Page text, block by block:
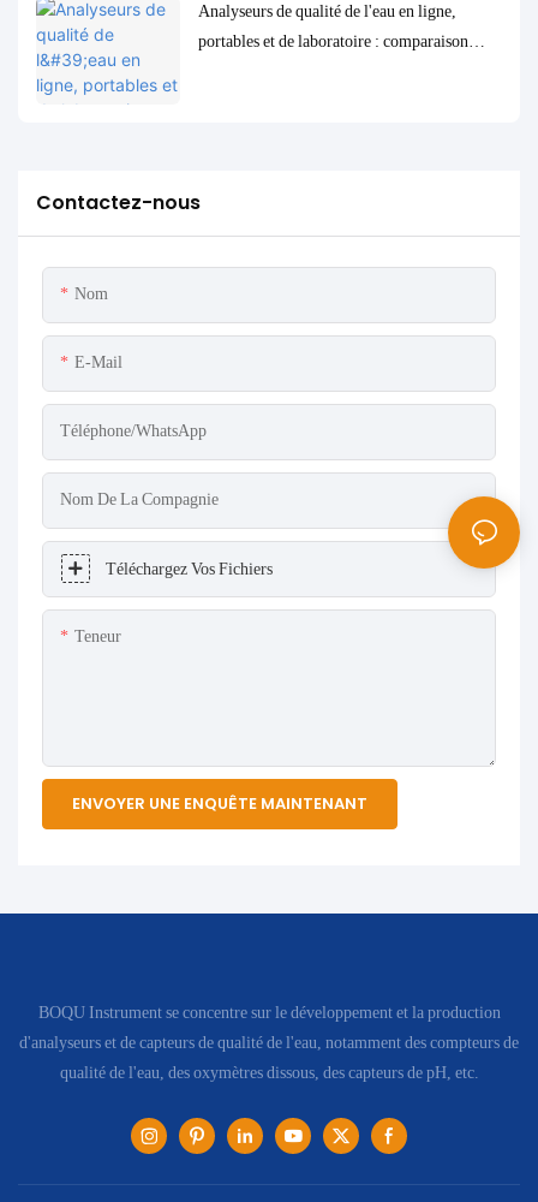
Analyseurs de qualité de l'eau en ligne,
portables et de laboratoire : comparaison
Contactez-nous
Nom
E-Mail
Téléphone/WhatsApp
Nom De La Compagnie
Téléchargez Vos Fichiers
Teneur
ENVOYER UNE ENQUÊTE MAINTENANT
BOQU Instrument se concentre sur le développement et la production
d'analyseurs et de capteurs de qualité de l'eau, notamment des compteurs de
qualité de l'eau, des oxymètres dissous, des capteurs de pH, etc.